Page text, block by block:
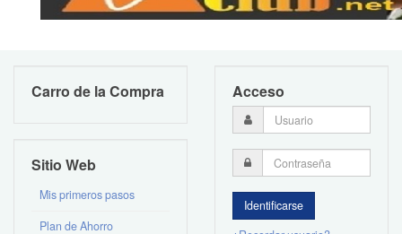
Carro de la Compra
Sitio Web
Mis primeros pasos
Plan de Ahorro
Acceso